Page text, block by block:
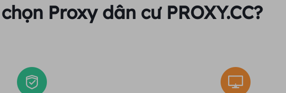
Proxy dân cư PROXY.CC?